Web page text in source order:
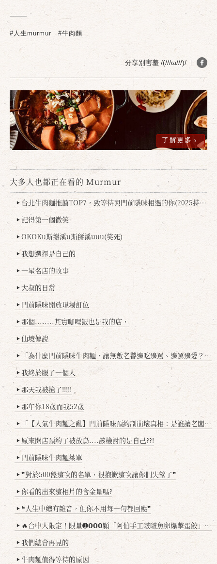
#人生murmur #牛肉麵
分享別害羞 /(///ω///)/
了解更多
大多人也都正在看的 Murmur
▶ 台北牛肉麵推薦TOP7，致等待與門前隱味相遇的你(2025持續更新
▶ 記得第一個微笑
▶ OKOKu斯掰溪u斯掰溪uuu(笑死)
▶ 我想選擇是自己的
▶ 一星名店的故事
▶ 大叔的日常
▶ 門前隱味開放現場訂位
▶ 那個........其實咖哩飯也是我的店，
▶ 仙境傳說
▶ 「為什麼門前隱味牛肉麵，讓無數老饕邊吃邊罵、邊罵邊愛？小辣雞揭密！」
▶ 我終於服了一個人
▶ 那天我被搶了!!!!!
▶ 那年你18歲而我52歲
▶ 「【人氣牛肉麵之亂】門前隱味預約制崩壞真相：是誰讓老闆心灰意冷？」
▶ 原來開店預約了被放鳥....該檢討的是自己??!
▶ 門前隱味牛肉麵菜單
▶ ❞對於500盤這次的名單，很抱歉這次讓你們失望了❞
▶ 你看的出來這相片的含金量嗎?
▶ ❝人生中總有雜音，但你不用每一句都回應❞
▶ 🔥台中人限定！限量➊𝟬𝟬𝟬顆「阿伯手工啵啵魚卵爆擊蛋餃」台北已被搶爆2萬顆，最後名額門前隱味只留給你！🥟💥
▶ 我們總會再見的
▶ 牛肉麵值得等待的原因